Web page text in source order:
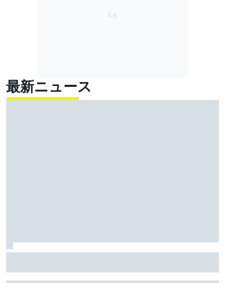
最新ニュース
のレースは面白い」と主張